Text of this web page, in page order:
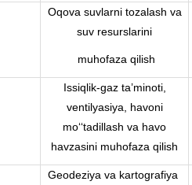
Oqova suvlarni tozalash va
suv resurslarini
muhofaza qilish
Issiqlik-gaz ta’minoti,
ventilyasiya, havoni
mo‘‘tadillash va havo
havzasini muhofaza qilish
Geodeziya va kartografiya